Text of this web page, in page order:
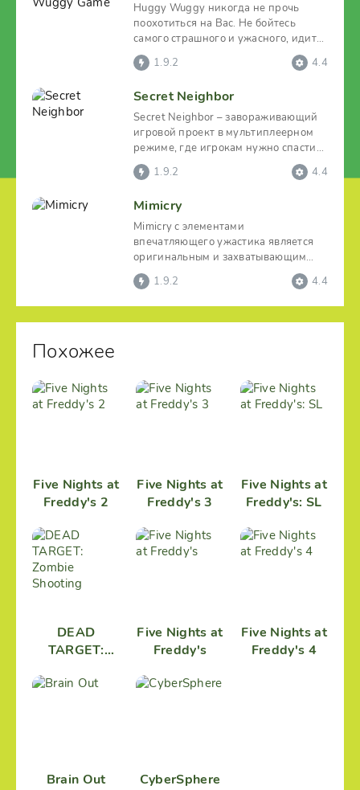
Huggy Wuggy никогда не прочь
поохотиться на Вас. Не бойтесь
самого страшного и ужасного, идите
до конца, оставайтесь
1.9.2 4.4
Secret Neighbor
Secret Neighbor – завораживающий
игровой проект в мультиплеерном
режиме, где игрокам нужно спасти
пропавшего подростка,
1.9.2 4.4
Mimicry
Mimicry с элементами
впечатляющего ужастика является
оригинальным и захватывающим
проектом со способом обзора от
1.9.2 4.4
Похожее
Five Nights at
Freddy's 2
Five Nights at
Freddy's 3
Five Nights at
Freddy's: SL
DEAD
TARGET:
Shooting
Five Nights at
Freddy's
Five Nights at
Freddy's 4
Brain Out CyberSphere